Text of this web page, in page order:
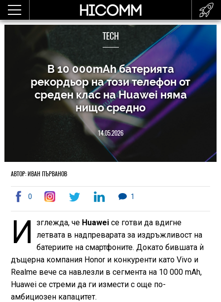
TECH
В 10 000mAh батерията
рекордьор на този телефон от
среден клас на Huawei няма
нищо средно
14.05.2026
АВТОР: ИВАН ПЪРВАНОВ
0 1
И зглежда, че Huawei се готви да вдигне
летвата в надпреварата за издръжливост на
батериите на смартфоните. Докато бившата ѝ
дъщерна компания Honor и конкуренти като Vivo и
Realme вече са навлезли в сегмента на 10 000 mAh,
Huawei се стреми да ги измести с още по-
амбициозен капацитет.